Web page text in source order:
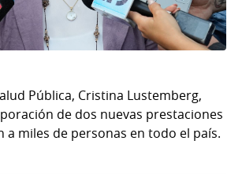
Pública, Cristina Lustemberg,
de dos nuevas prestaciones
a miles de personas en todo el país.